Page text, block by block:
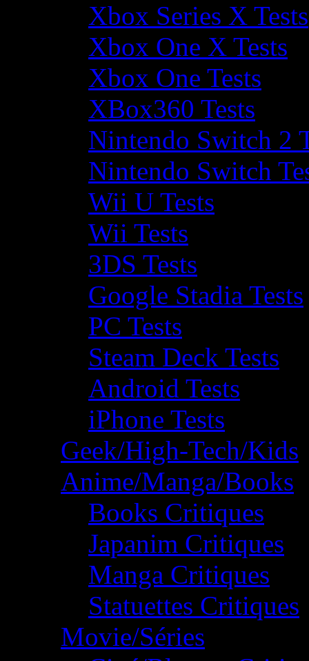
Xbox Series X Tests
Xbox One X Tests
Xbox One Tests
XBox360 Tests
Nintendo Switch 2
Nintendo Switch
Wii U Tests
Wii Tests
3DS Tests
Google Stadia Tests
PC Tests
Steam Deck Tests
Android Tests
iPhone Tests
Geek/High-Tech/Kids
Anime/Manga/Books
Books Critiques
Japanim Critiques
Manga Critiques
Statuettes Critiques
Movie/Séries